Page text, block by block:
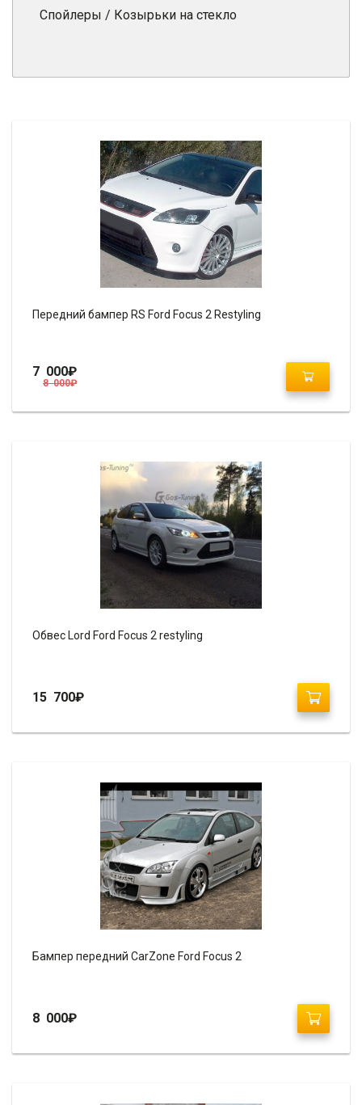
Спойлеры / Козырьки на стекло
Передний бампер RS Ford Focus 2 Restyling
8 000₽
7 000₽
Обвес Lord Ford Focus 2 restyling
15 700₽
Бампер передний CarZone Ford Focus 2
8 000₽